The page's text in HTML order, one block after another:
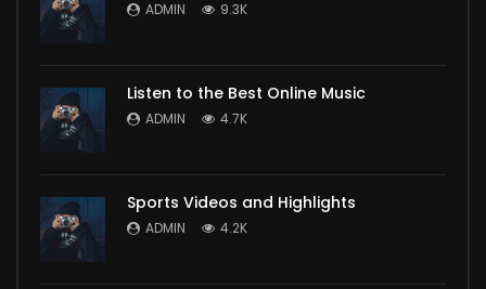
ADMIN 9.3K
Listen to the Best Online Music
ADMIN 4.7K
Sports Videos and Highlights
ADMIN 4.2K